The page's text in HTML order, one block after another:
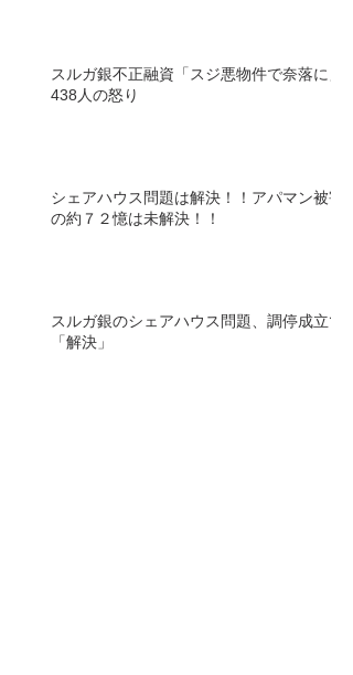
スルガ銀不正融資「スジ悪物件で奈落に」
438人の怒り
シェアハウス問題は解決！！アパマン被害
の約７２憶は未解決！！
スルガ銀のシェアハウス問題、調停成立で
「解決」